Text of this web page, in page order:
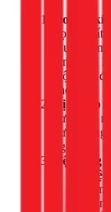
Đo đạc
trọng
sâu) của
định sửa.
một chút
vào.
Vị trí lắp
dưới bồn
nước
ngắn gọn
Hệ thống
Điện: